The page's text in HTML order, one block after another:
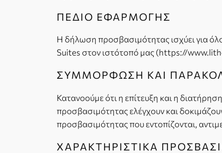
ΠΕΔΙΟ ΕΦΑΡΜΟΓΗΣ
Η δήλωση προσβασιμότητας ισχύει για
Suites στον ιστότοπό μας (https://
ΣΥΜΜΟΡΦΩΣΗ ΚΑΙ
Κατανοούμε ότι η επίτευξη και η
προσβασιμότητας ελέγχουν και
προσβασιμότητας που εντοπίζονται,
ΧΑΡΑΚΤΗΡΙΣΤΙΚΑ